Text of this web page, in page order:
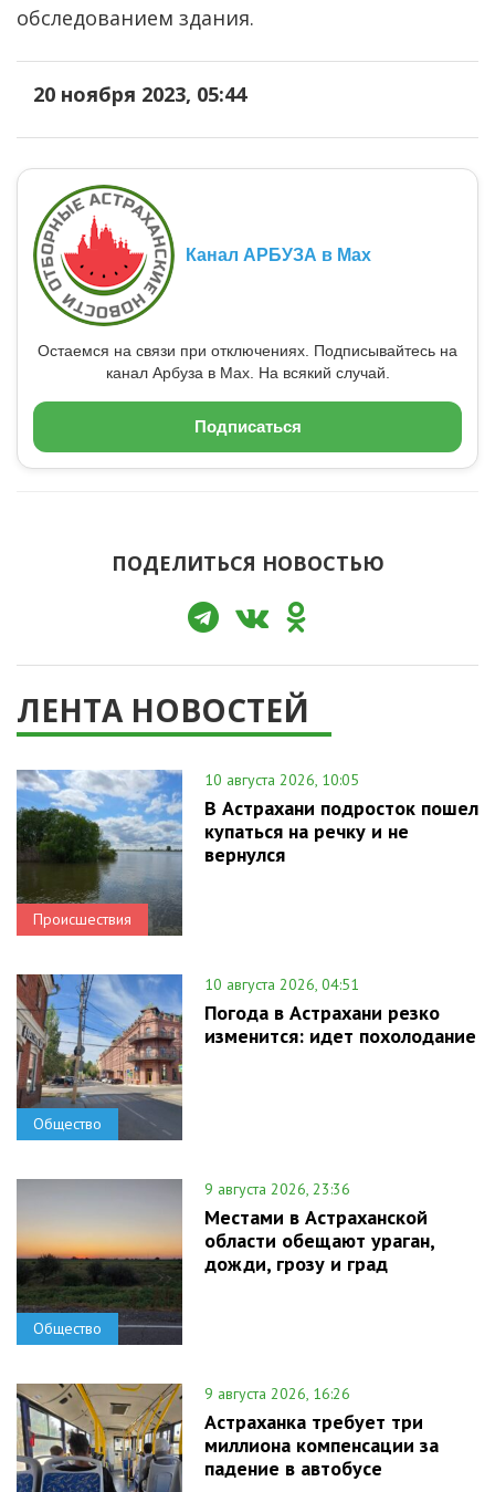
обследованием здания.
20 ноября 2023, 05:44
Канал АРБУЗА в Max
Остаемся на связи при отключениях. Подписывайтесь на
канал Арбуза в Max. На всякий случай.
Подписаться
ПОДЕЛИТЬСЯ НОВОСТЬЮ
ЛЕНТА НОВОСТЕЙ
Происшествия
10 августа 2026, 10:05
В Астрахани подросток пошел
купаться на речку и не
вернулся
Общество
10 августа 2026, 04:51
Погода в Астрахани резко
изменится: идет похолодание
Общество
9 августа 2026, 23:36
Местами в Астраханской
области обещают ураган,
дожди, грозу и град
9 августа 2026, 16:26
Астраханка требует три
миллиона компенсации за
падение в автобусе